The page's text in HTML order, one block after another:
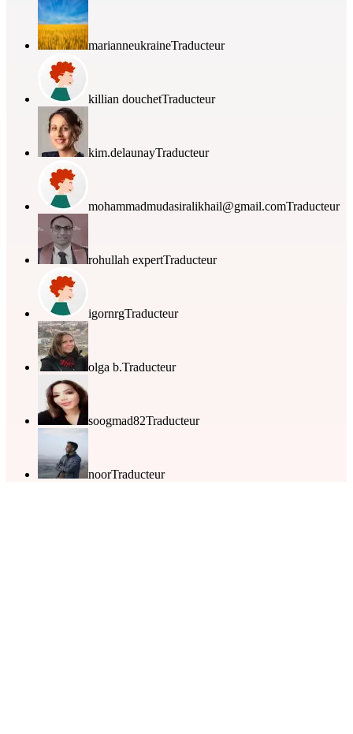
marianneukraineTraducteur
killian douchetTraducteur
kim.delaunayTraducteur
mohammadmudasiralikhail@gmail.comTraducteur
rohullah expertTraducteur
igornrgTraducteur
olga b.Traducteur
soogmad82Traducteur
noorTraducteur